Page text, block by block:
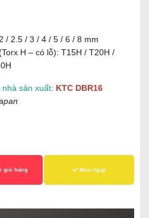
/ 2.5 / 3 / 4 / 5 / 6 / 8 mm
H – có lỗ): T15H / T20H /
sản xuất: KTC DBR16
giỏ hàng Mua ngay